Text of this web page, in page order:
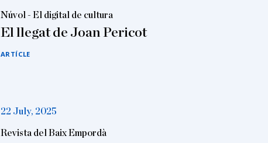
Núvol - El digital de cultura
El llegat de Joan Pericot
ARTÍCLE
22 July, 2025
Revista del Baix Empordà